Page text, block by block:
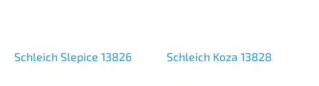
Schleich Slepice 13826 Schleich Koza 13828